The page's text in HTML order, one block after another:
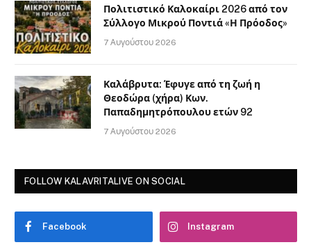
Πολιτιστικό Καλοκαίρι 2026 από τον
Σύλλογο Μικρού Ποντιά «Η Πρόοδος»
7 Αυγούστου 2026
Καλάβρυτα: Έφυγε από τη ζωή η
Θεοδώρα (χήρα) Κων.
Παπαδημητρόπουλου ετών 92
7 Αυγούστου 2026
FOLLOW KALAVRITALIVE ON SOCIAL
Facebook Instagram